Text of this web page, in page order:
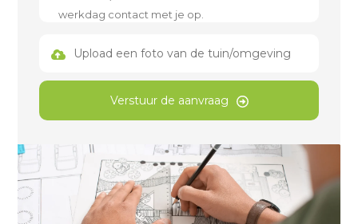
Upload een foto van de tuin/omgeving
Verstuur de aanvraag